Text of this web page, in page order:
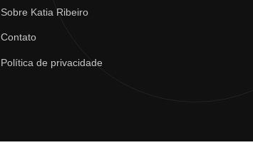
Sobre Katia Ribeiro
Contato
Política de privacidade